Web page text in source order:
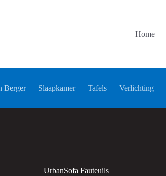
Home
Berger Slaapkamer Tafels Verlichting
UrbanSofa Fauteuils